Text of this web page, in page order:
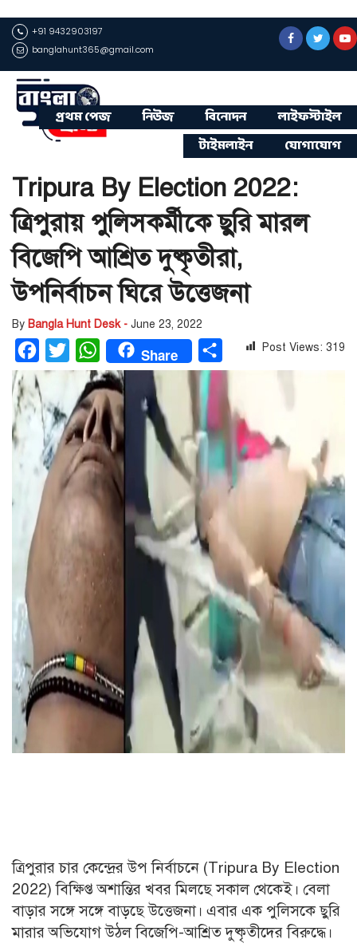
+91 9432903197
banglahunt365@gmail.com
প্রথম পেজ নিউজ বিনোদন
লাইফস্টাইল
টাইমলাইন
যোগাযোগ
Tripura By Election 2022:
ত্রিপুরায় পুলিসকর্মীকে ছুরি মারল
বিজেপি আশ্রিত দুষ্কৃতীরা,
উপনির্বাচন ঘিরে উত্তেজনা
By Bangla Hunt Desk - June 23, 2022
Facebook
Twitter WhatsAppShare Share Post Views: 319
ত্রিপুরার চার কেন্দ্রের উপ নির্বাচনে (Tripura By Election
2022) বিক্ষিপ্ত অশান্তির খবর মিলছে সকাল থেকেই। বেলা
বাড়ার সঙ্গে সঙ্গে বাড়ছে উত্তেজনা। এবার এক পুলিসকে ছুরি
মারার অভিযোগ উঠল বিজেপি-আশ্রিত দুষ্কৃতীদের বিরুদ্ধে।